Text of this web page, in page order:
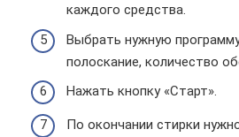
каждого средства.
Выбрать нужную
полоскание, количество
Нажать кнопку «Старт».
По окончании стирки